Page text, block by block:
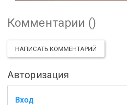
Комментарии ()
НАПИСАТЬ КОММЕНТАРИЙ
Авторизация
Вход